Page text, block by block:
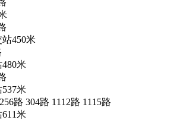
450米
米
米
路 304路 1112路 1115路
米